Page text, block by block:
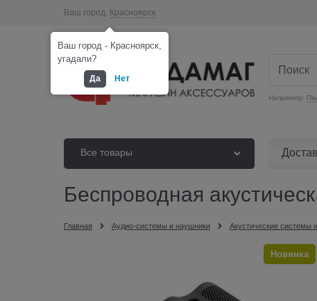
Ваш город: Красноярск
Например:
Все товары
Беспроводная
Главная Аудио-системы и наушники Акустические системы
Новинка
Ваш город - Красноярск,
угадали?
Да Нет